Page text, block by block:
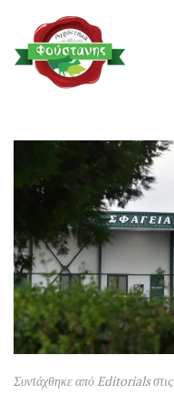
Συντάχθηκε από Editorialsστις